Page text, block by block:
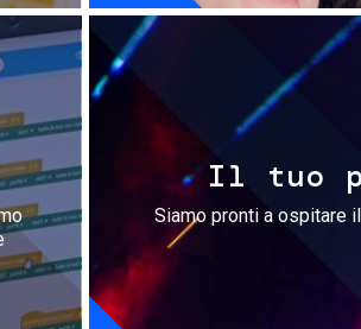
Il tuo
Siamo pronti a ospitare